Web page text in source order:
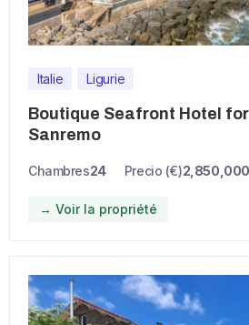
Italie Ligurie
Boutique Seafront Hotel
Sanremo
Chambres24 Precio (€)2,850,000
→ Voir la propriété